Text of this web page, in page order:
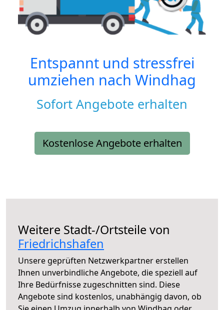
Entspannt und stressfrei
umziehen nach Windhag
Sofort Angebote erhalten
Kostenlose Angebote erhalten
Weitere Stadt-/Ortsteile von
Friedrichshafen
Unsere geprüften Netzwerkpartner erstellen
Ihnen unverbindliche Angebote, die speziell auf
Ihre Bedürfnisse zugeschnitten sind. Diese
Angebote sind kostenlos, unabhängig davon, ob